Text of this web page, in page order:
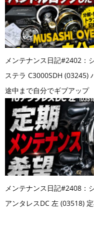
メンテナンス日記#2402：
ステラ C3000SDH (03245)
途中まで自分でギブアップ
メンテナンス日記#2408：
アンタレスDC 左 (03518)